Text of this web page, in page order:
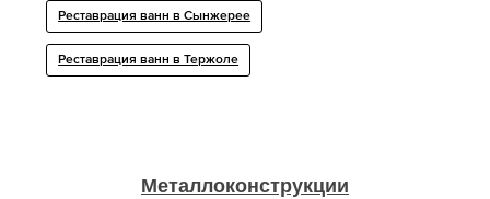
Реставрация ванн в Сынжерее
Реставрация ванн в Тержоле
Металлоконструкции